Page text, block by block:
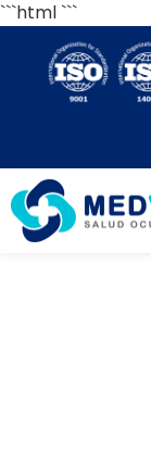
```html ```